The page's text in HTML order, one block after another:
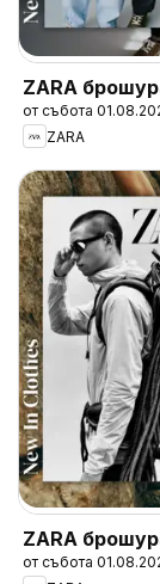
ZARA
от събота
ZARA
ZARA
от събота